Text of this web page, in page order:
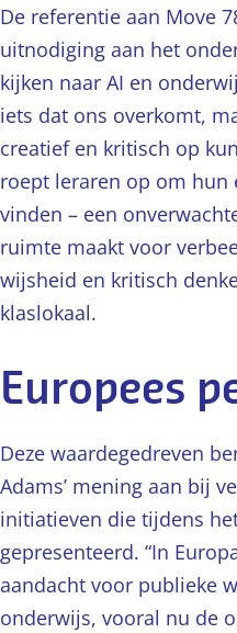
De referentie aan Move
uitnodiging aan het
kijken naar AI en
iets dat ons overkomt,
creatief en kritisch op
roept leraren op om hun
vinden – een
ruimte maakt voor
wijsheid en kritisch
klaslokaal.
Europees
Deze waardegedreven
Adams’ mening aan bij
initiatieven die tijdens
gepresenteerd. “In
aandacht voor publieke
onderwijs, vooral nu de